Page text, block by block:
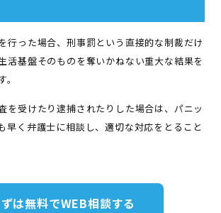
行った場合、刑事罰という直接的な制裁だけ
活基盤そのものを奪いかねない重大な結果を
を受けたり逮捕されたりした場合は、パニッ
早く弁護士に相談し、適切な対応をとること
ずは無料でWEB相談する